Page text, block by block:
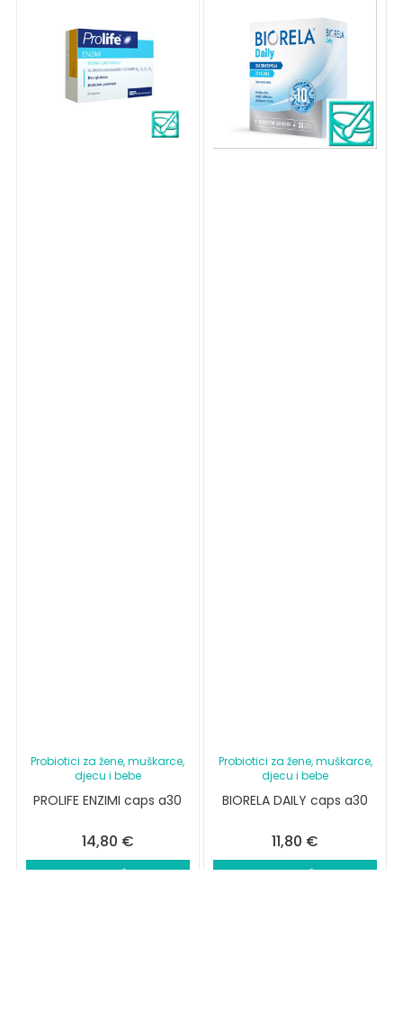
Probiotici za žene, muškarce,
djecu i bebe
PROLIFE ENZIMI caps a30
14,80 €
Probiotici za žene, muškarce,
djecu i bebe
BIORELA DAILY caps a30
11,80 €